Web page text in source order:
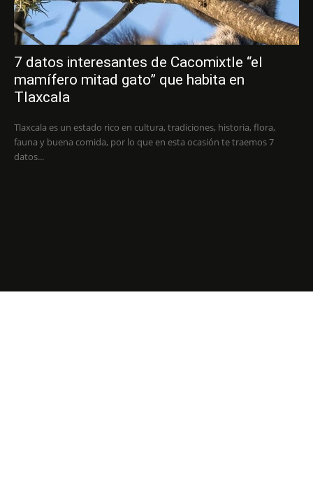
7 datos interesantes de Cacomixtle “el
mamífero mitad gato” que habita en
Tlaxcala
Tlaxcala es un estado rico en cultura, tradiciones, historia, flora,
fauna y buena comida, por lo que en esta ocasión te traemos 7
datos...